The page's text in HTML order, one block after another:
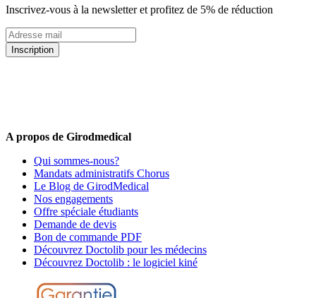
Inscrivez-vous à la newsletter et profitez de 5% de réduction
Inscription
A propos de Girodmedical
Qui sommes-nous?
Mandats administratifs Chorus
Le Blog de GirodMedical
Nos engagements
Offre spéciale étudiants
Demande de devis
Bon de commande PDF
Découvrez Doctolib pour les médecins
Découvrez Doctolib : le logiciel kiné